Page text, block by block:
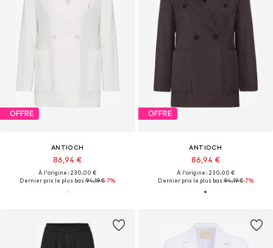
OFFRE
ANTIOCH
86,94 €
À l'origine : 230,00 €
Dernier prix le plus bas :94,19 €-7%
OFFRE
ANTIOCH
86,94 €
À l'origine : 230,00 €
Dernier prix le plus bas :94,19 €-7%